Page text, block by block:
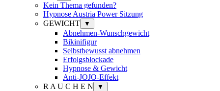
Kein Thema gefunden?
Hypnose Austria Power Sitzung
GEWICHT
▼
Abnehmen-Wunschgewicht
Bikinifigur
Selbstbewusst abnehmen
Erfolgsblockade
Hypnose & Gewicht
Anti-JOJO-Effekt
R A U C H E N
▼